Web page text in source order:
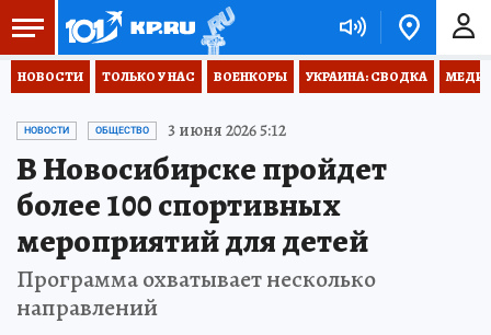
НОВОСТИ ТОЛЬКО У НАС ВОЕНКОРЫ УКРАИНА: СВОДКА
НОВОСТИ ОБЩЕСТВО 3 июня 2026 5:12
В Новосибирске пройдет
более 100 спортивных
мероприятий для детей
Программа охватывает несколько
направлений